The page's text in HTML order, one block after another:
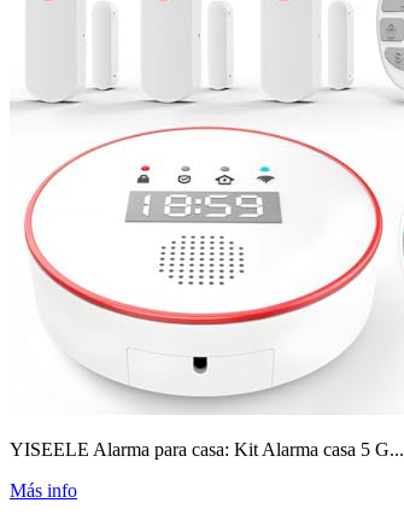
YISEELE Alarma para casa: Kit Alarma casa 5 G...
Más info